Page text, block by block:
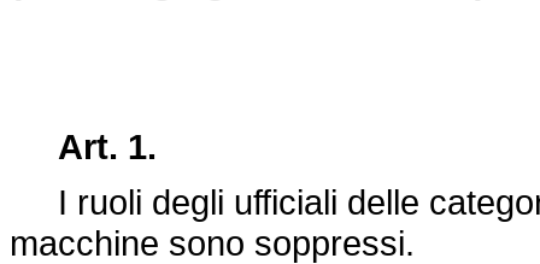
Art. 1.
I ruoli degli ufficiali delle
macchine sono soppressi.